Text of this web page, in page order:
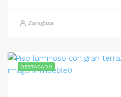
Zaragoza
DESTACADO